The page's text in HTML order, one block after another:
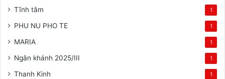
Tĩnh tâm 1
PHU NU PHO TE 1
MARIA 1
Ngân khánh 2025/III 1
Thanh Kinh 1